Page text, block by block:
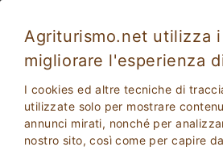
Agriturismo.net utilizza
migliorare l'esperienza
I cookies ed altre tecniche di
utilizzate solo per mostrare
annunci mirati, nonché per
nostro sito, così come per capire
Acquapendente
Appartamenti in Agriturismo
Viterbo , Acquapendente(Mappa)